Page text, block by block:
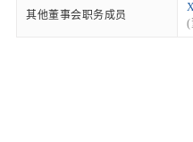
其他董事会职务成员
(